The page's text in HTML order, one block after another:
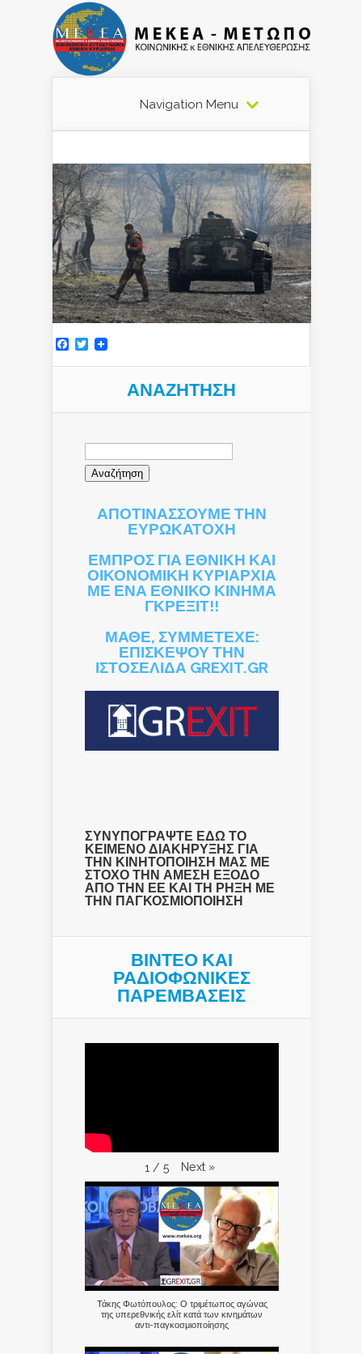
Navigation Menu
Facebook
Twitter
ΑΝΑΖΉΤΗΣΗ
Αναζήτηση
ΑΠΟΤΙΝΑΣΣΟΥΜΕ ΤΗΝ
ΕΥΡΩΚΑΤΟΧΗ
ΕΜΠΡΟΣ ΓΙΑ ΕΘΝΙΚΗ ΚΑΙ
ΟΙΚΟΝΟΜΙΚΗ ΚΥΡΙΑΡΧΙΑ
ΜΕ ΕΝΑ ΕΘΝΙΚΟ ΚΙΝΗΜΑ
ΓΚΡΕΞΙΤ!!
ΜΑΘΕ, ΣΥΜΜΕΤΕΧΕ:
ΕΠΙΣΚΕΨΟΥ ΤΗΝ
ΙΣΤΟΣΕΛΙΔΑ GREXIT.GR
ΣΥΝΥΠΟΓΡΑΨΤΕ ΕΔΩ ΤΟ
ΚΕΙΜΕΝΟ ΔΙΑΚΗΡΥΞΗΣ ΓΙΑ
ΤΗΝ ΚΙΝΗΤΟΠΟΙΗΣΗ ΜΑΣ ΜΕ
ΣΤΟΧΟ ΤΗΝ ΑΜΕΣΗ ΕΞΟΔΟ
ΑΠΟ ΤΗΝ ΕΕ ΚΑΙ ΤΗ ΡΗΞΗ ΜΕ
ΤΗΝ ΠΑΓΚΟΣΜΙΟΠΟΙΗΣΗ
ΒΙΝΤΕΟ ΚΑΙ
ΡΑΔΙΟΦΩΝΙΚΕΣ
ΠΑΡΕΜΒΑΣΕΙΣ
1 / 5 Next »
Τάκης Φωτόπουλος: Ο τριμέτωπος αγώνας
της υπερεθνικής ελίτ κατά των κινημάτων
αντι-παγκοσμιοποίησης